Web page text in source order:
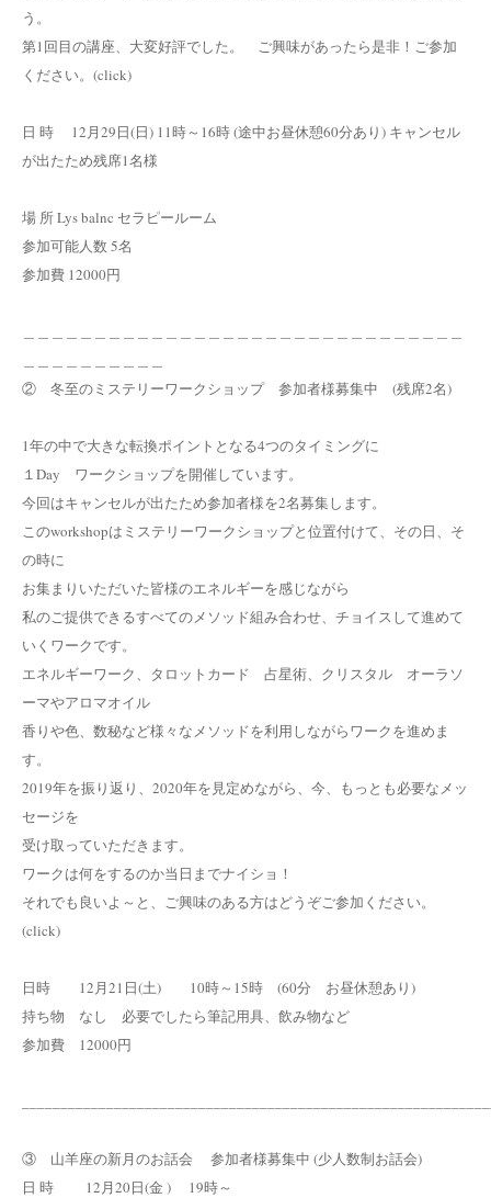
う。
第1回目の講座、大変好評でした。 ご興味があったら是非！ご参加
ください。(click)
日 時 12月29日(日) 11時～16時 (途中お昼休憩60分あり) キャンセル
が出たため残席1名様
場 所 Lys balnc セラピールーム
参加可能人数 5名
参加費 12000円
② 冬至のミステリーワークショップ 参加者様募集中 (残席2名)
1年の中で大きな転換ポイントとなる4つのタイミングに
１Day ワークショップを開催しています。
今回はキャンセルが出たため参加者様を2名募集します。
このworkshopはミステリーワークショップと位置付けて、その日、そ
の時に
お集まりいただいた皆様のエネルギーを感じながら
私のご提供できるすべてのメソッド組み合わせ、チョイスして進めて
いくワークです。
エネルギーワーク、タロットカード 占星術、クリスタル オーラソ
ーマやアロマオイル
香りや色、数秘など様々なメソッドを利用しながらワークを進めま
す。
2019年を振り返り、2020年を見定めながら、今、もっとも必要なメッ
セージを
受け取っていただきます。
ワークは何をするのか当日までナイショ！
それでも良いよ～と、ご興味のある方はどうぞご参加ください。
(click)
日時 12月21日(土) 10時～15時 (60分 お昼休憩あり)
持ち物 なし 必要でしたら筆記用具、飲み物など
参加費 12000円
③ 山羊座の新月のお話会 参加者様募集中 (少人数制お話会)
日 時 12月20日(金 ) 19時～